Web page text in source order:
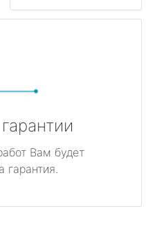
Вам будет
гарантия.